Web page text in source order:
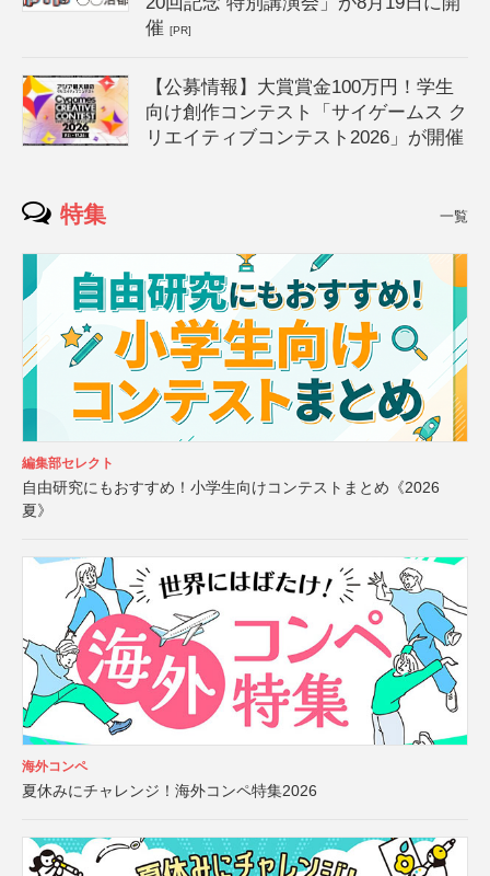
催[PR]
【公募情報】大賞賞金100万円！学生
向け創作コンテスト「サイゲームス ク
リエイティブコンテスト2026」が開催
特集 一覧
編集部セレクト
自由研究にもおすすめ！小学生向けコンテストまとめ《2026
夏》
海外コンペ
夏休みにチャレンジ！海外コンペ特集2026